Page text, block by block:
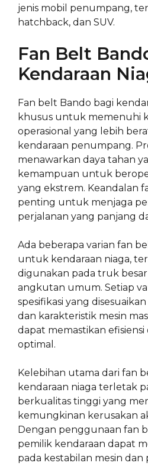
jenis mobil penumpang,
hatchback, dan SUV.
Fan Belt
Kendaraan
Fan belt Bando bagi
khusus untuk memenuhi
operasional yang lebih
kendaraan penumpang.
menawarkan daya tahan
kemampuan untuk
yang ekstrem. Keandalan
penting untuk menjaga
perjalanan yang panjang
Ada beberapa varian fan
untuk kendaraan niaga,
digunakan pada truk
angkutan umum. Setiap
spesifikasi yang
dan karakteristik mesin
dapat memastikan
optimal.
Kelebihan utama dari fan
kendaraan niaga terletak
berkualitas tinggi yang
kemungkinan kerusakan
Dengan penggunaan fan
pemilik kendaraan dapat
pada kestabilan mesin